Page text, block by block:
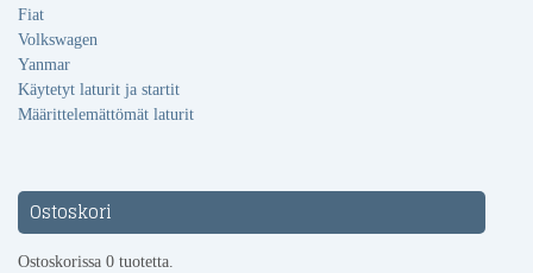
Fiat
Volkswagen
Yanmar
Käytetyt laturit ja startit
Määrittelemättömät laturit
Ostoskori
Ostoskorissa 0 tuotetta.